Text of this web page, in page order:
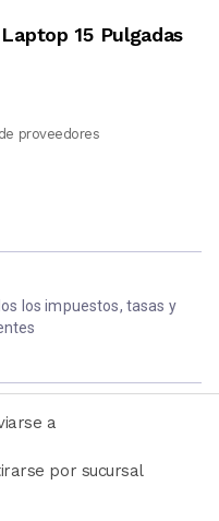
15 Pulgadas
proveedores
los impuestos, tasas y
a
por sucursal